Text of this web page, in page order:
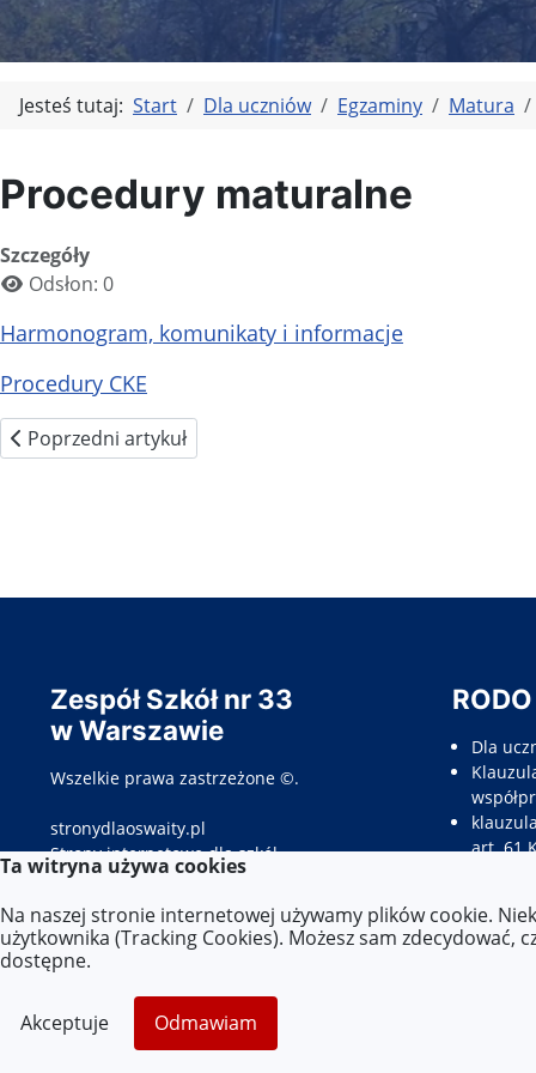
Jesteś tutaj: Start Dla uczniów Egzaminy Matura
Procedury maturalne
Szczegóły
Odsłon: 0
Harmonogram, komunikaty i informacje
Procedury CKE
Poprzedni artykuł: Informator maturalny
Poprzedni artykuł
Zespół Szkół nr 33
w Warszawie
Wszelkie prawa zastrzeżone ©.
stronydlaoswaity.pl
Strony internetowe dla szkółotwiera się w nowym oknie
RODO
Dla
art. 61
Ta witryna używa cookies
Na naszej stronie internetowej używamy plików cookie.
użytkownika (Tracking Cookies). Możesz sam
dostępne.
Akceptuje Odmawiam